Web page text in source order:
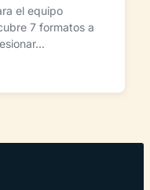
el equipo
7 formatos a